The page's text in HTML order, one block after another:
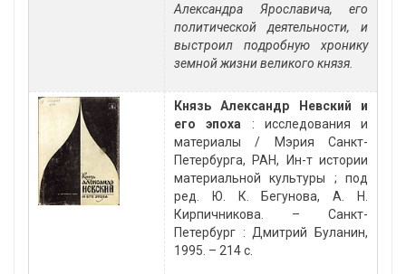
Александра Ярославича, его
политической деятельности, и
выстроил подробную хронику
земной жизни великого князя.
Князь Александр Невский и
его эпоха : исследования и
материалы / Мэрия Санкт-
Петербурга, РАН, Ин-т истории
материальной культуры ; под
ред. Ю. К. Бегунова, А. Н.
Кирпичникова. – Санкт-
Петербург : Дмитрий Буланин,
1995. – 214 с.